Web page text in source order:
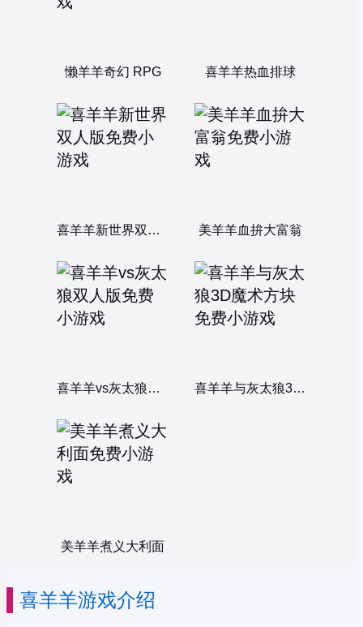
懒羊羊奇幻 RPG 喜羊羊热血排球
喜羊羊新世界双人版 美羊羊血拚大富翁
喜羊羊vs灰太狼双人版 喜羊羊与灰太狼3D魔术方块
美羊羊煮义大利面
喜羊羊游戏介绍